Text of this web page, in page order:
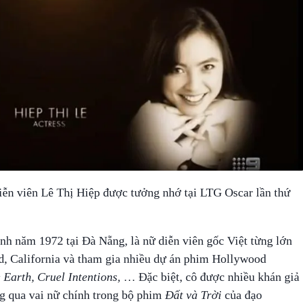
viên Lê Thị Hiệp được tưởng nhớ tại LTG Oscar lần thứ
năm 1972 tại Đà Nẵng, là nữ diễn viên gốc Việt từng lớn
California và tham gia nhiều dự án phim Hollywood
Earth, Cruel Intentions, … Đặc biệt, cô được nhiều khán giả
qua vai nữ chính trong bộ phim Đất và Trời của đạo